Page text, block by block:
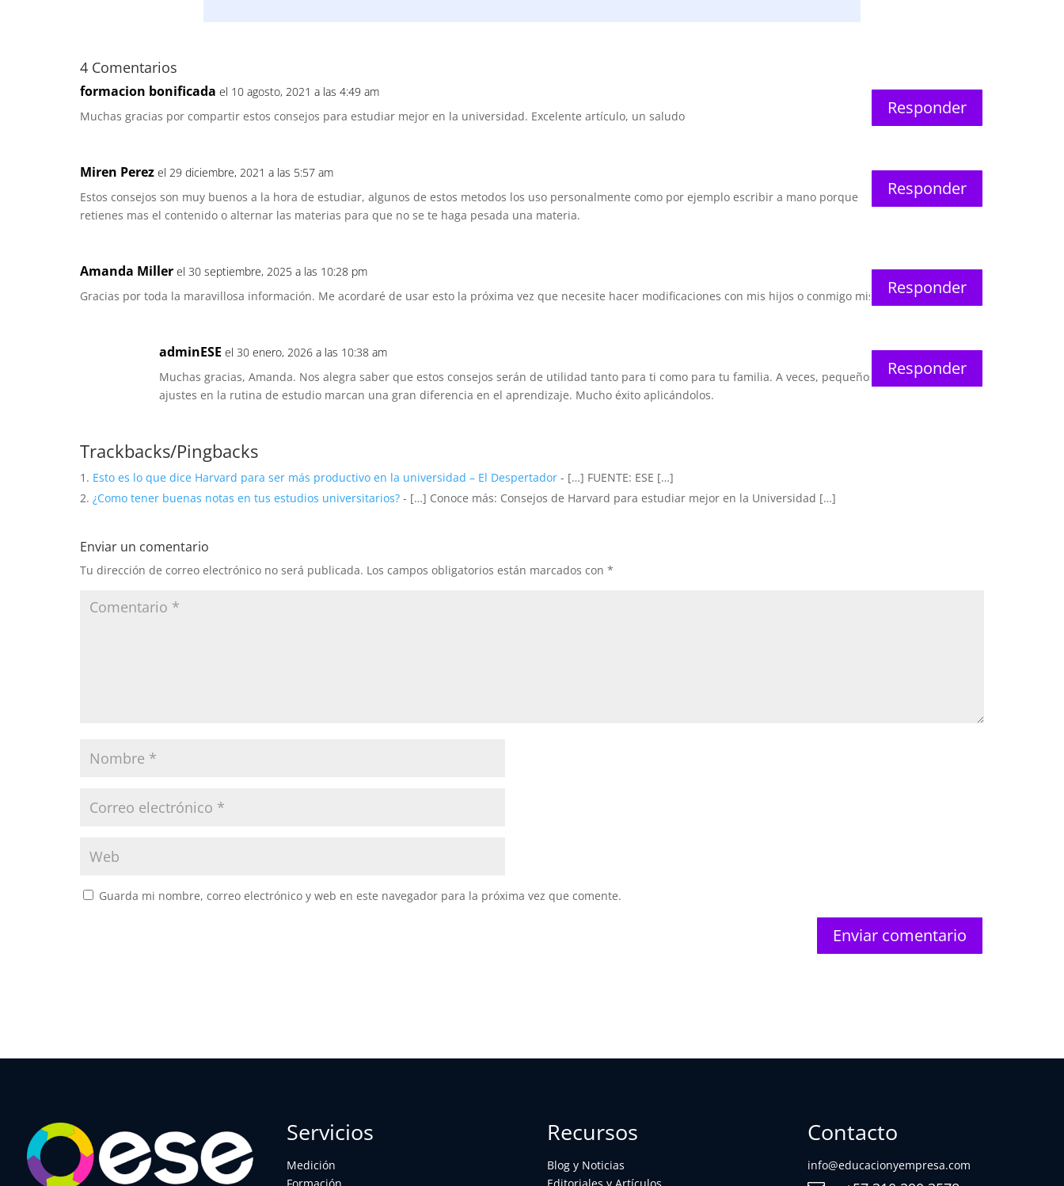
4 Comentarios
formacion bonificada el 10 agosto, 2021 a las 4:49 am
Muchas gracias por compartir estos consejos para estudiar mejor en la universidad. Excelente artículo, un saludo
Responder
Miren Perez el 29 diciembre, 2021 a las 5:57 am
Estos consejos son muy buenos a la hora de estudiar, algunos de estos metodos los uso personalmente como por ejemplo escribir a mano porque
retienes mas el contenido o alternar las materias para que no se te haga pesada una materia.
Responder
Amanda Miller el 30 septiembre, 2025 a las 10:28 pm
Gracias por toda la maravillosa información. Me acordaré de usar esto la próxima vez que necesite hacer modificaciones con mis hijos o conmigo mismo.Responder
adminESE el 30 enero, 2026 a las 10:38 am
Muchas gracias, Amanda. Nos alegra saber que estos consejos serán de utilidad tanto para ti como para tu familia. A veces, pequeños
ajustes en la rutina de estudio marcan una gran diferencia en el aprendizaje. Mucho éxito aplicándolos.
Responder
Trackbacks/Pingbacks
Esto es lo que dice Harvard para ser más productivo en la universidad – El Despertador - […] FUENTE: ESE […]
¿Como tener buenas notas en tus estudios universitarios? - […] Conoce más: Consejos de Harvard para estudiar mejor en la Universidad […]
Enviar un comentario
Tu dirección de correo electrónico no será publicada. Los campos obligatorios están marcados con *
Guarda mi nombre, correo electrónico y web en este navegador para la próxima vez que comente.
Enviar comentario
Servicios
Medición
Recursos
Blog y Noticias
Contacto
info@educacionyempresa.com